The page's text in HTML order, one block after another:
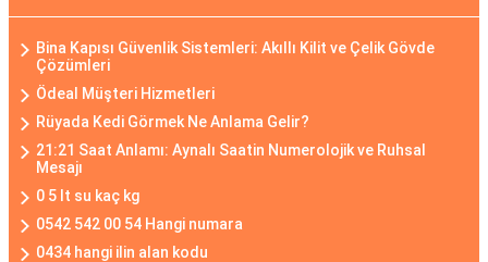
Bina Kapısı Güvenlik Sistemleri: Akıllı Kilit ve Çelik Gövde
Çözümleri
Ödeal Müşteri Hizmetleri
Rüyada Kedi Görmek Ne Anlama Gelir?
21:21 Saat Anlamı: Aynalı Saatin Numerolojik ve Ruhsal
Mesajı
0 5 lt su kaç kg
0542 542 00 54 Hangi numara
0434 hangi ilin alan kodu